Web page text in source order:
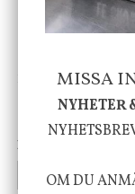
Cloudy kruka
199 kr
INFO KÖP
MISSA
NYHETER
OM DU